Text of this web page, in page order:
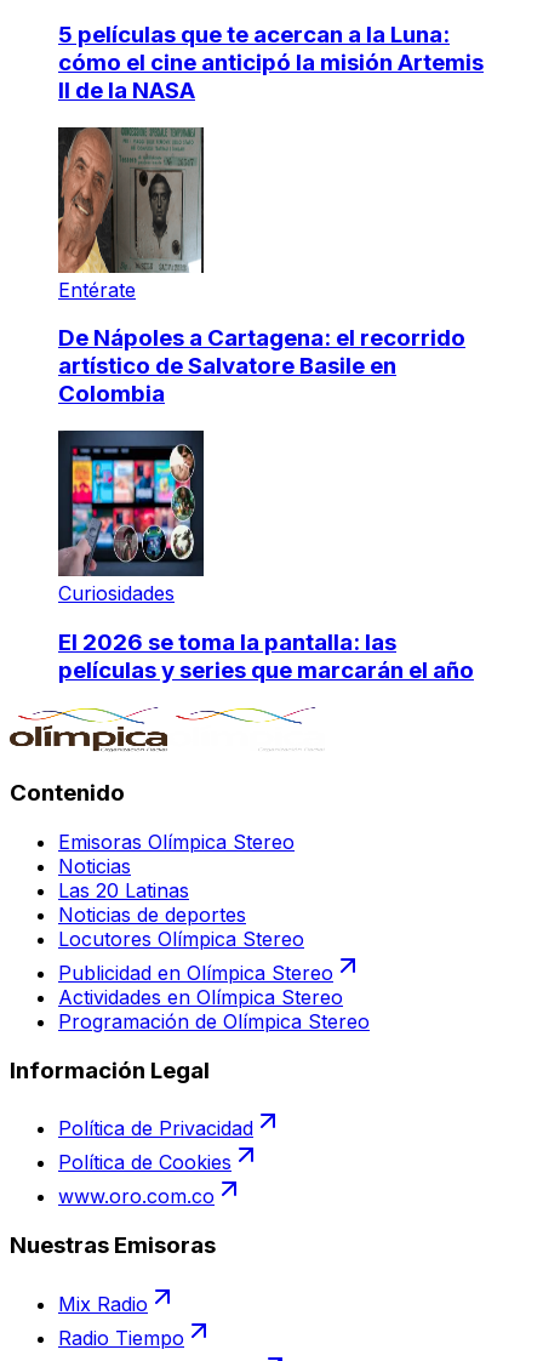
5 películas que te acercan a la Luna:
cómo el cine anticipó la misión Artemis
II de la NASA
Entérate
De Nápoles a Cartagena: el recorrido
artístico de Salvatore Basile en
Colombia
Curiosidades
El 2026 se toma la pantalla: las
películas y series que marcarán el año
Contenido
Emisoras Olímpica Stereo
Noticias
Las 20 Latinas
Noticias de deportes
Locutores Olímpica Stereo
Publicidad en Olímpica Stereo
Actividades en Olímpica Stereo
Programación de Olímpica Stereo
Información Legal
Política de Privacidad
Política de Cookies
www.oro.com.co
Nuestras Emisoras
Mix Radio
Radio Tiempo